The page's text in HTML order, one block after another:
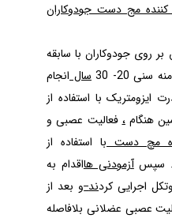
مج دست جودوکاران
روی جودوکاران با سابقه
20- 30
سالانجام
ومتریک با استفاده از
هنگام،فعالیت عصبی و
مچ دستبا استفاده از
سپسآزمودنی هااقدام به
اجرایی کردند و بعد از
عضلانی بلافاصله